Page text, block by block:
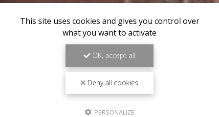
This site uses cookies and gives you control over
what you want to activate
OK, accept all
Deny all cookies
PERSONALIZE